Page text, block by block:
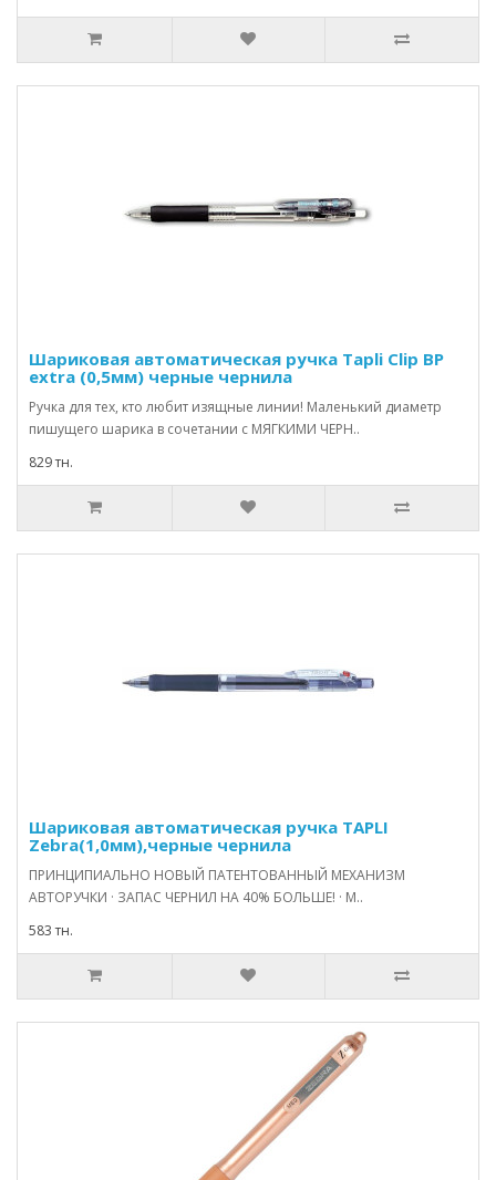
Шариковая автоматическая ручка Tapli Clip BP
extra (0,5мм) черные чернила
Ручка для тех, кто любит изящные линии! Маленький диаметр
пишущего шарика в сочетании с МЯГКИМИ ЧЕРН..
829 тн.
Шариковая автоматическая ручка TAPLI
Zebra(1,0мм),черные чернила
ПРИНЦИПИАЛЬНО НОВЫЙ ПАТЕНТОВАННЫЙ МЕХАНИЗМ
АВТОРУЧКИ · ЗАПАС ЧЕРНИЛ НА 40% БОЛЬШЕ! · М..
583 тн.